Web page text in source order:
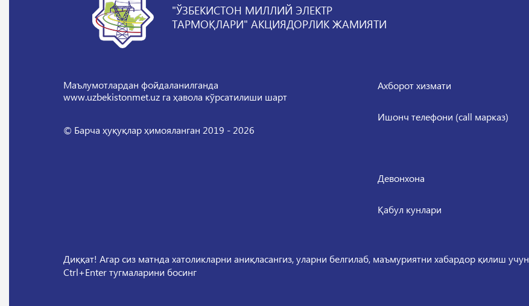
"ЎЗБЕКИСТОН МИЛЛИЙ ЭЛЕКТР
ТАРМОҚЛАРИ" АКЦИЯДОРЛИК ЖАМИЯТИ
Маълумотлардан фойдаланилганда
www.uzbekistonmet.uz га ҳавола кўрсатилиши шарт
© Барча ҳуқуқлар ҳимояланган 2019 - 2026
Ахборот хизмати
Ишонч телефони (call марказ)
Девонхона
Қабул кунлари
Диққат! Агар сиз матнда хатоликларни аниқласангиз, уларни белгилаб, маъмуриятни хабардор қилиш учун
Ctrl+Enter тугмаларини босинг